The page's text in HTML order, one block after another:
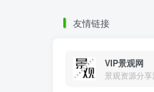
友情链接
VIP景观网
景观资源分享